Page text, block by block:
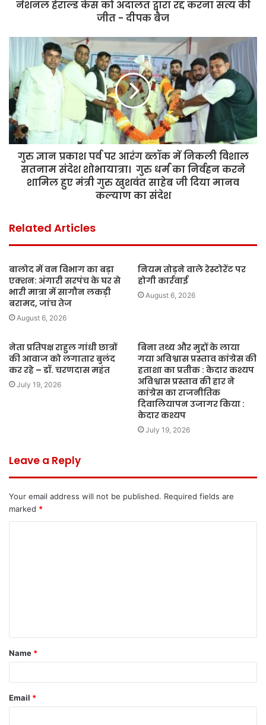
नेशनल हेराल्ड केस को अदालत द्वारा रद्द करना सत्य की
जीत - दीपक बैज
गुरु ज्ञान प्रकाश पर्व पर आरंग ब्लॉक में निकली विशाल
सतनाम संदेश शोभायात्रा। गुरु धर्म का निर्वहन करने
शामिल हुए मंत्री गुरु खुशवंत साहेब जी दिया मानव
कल्याण का संदेश
Related Articles
बालोद में वन विभाग का बड़ा
एक्शन: अंगारी सरपंच के घर से
भारी मात्रा में सागौन लकड़ी
बरामद, जांच तेज
August 6, 2026
नियम तोड़ने वाले रेस्टोरेंट पर
होगी कार्रवाई
August 6, 2026
नेता प्रतिपक्ष राहुल गांधी छात्रों
की आवाज को लगातार बुलंद
कर रहे – डॉ. चरणदास महंत
July 19, 2026
बिना तथ्य और मुद्दों के लाया
गया अविश्वास प्रस्ताव कांग्रेस की
हताशा का प्रतीक : केदार कश्यप
अविश्वास प्रस्ताव की हार ने
कांग्रेस का राजनीतिक
दिवालियापन उजागर किया :
केदार कश्यप
July 19, 2026
Leave a Reply
Your email address will not be published. Required fields are
marked *
t
*
Name *
Email *